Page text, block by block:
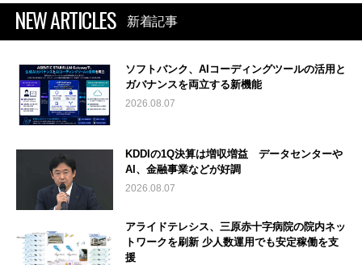
NEW ARTICLES 新着記事
ソフトバンク、AIコーディングツールの活用と
ガバナンスを両立する新機能
2026.08.07
KDDIの1Q決算は増収増益 データセンターや
AI、金融事業などが好調
2026.08.07
アライドテレシス、三原赤十字病院の院内ネッ
トワークを刷新 少人数運用でも安定稼働を支
援